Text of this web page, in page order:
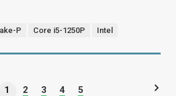
P Core i5-1250P Intel
1 2 3 4 5